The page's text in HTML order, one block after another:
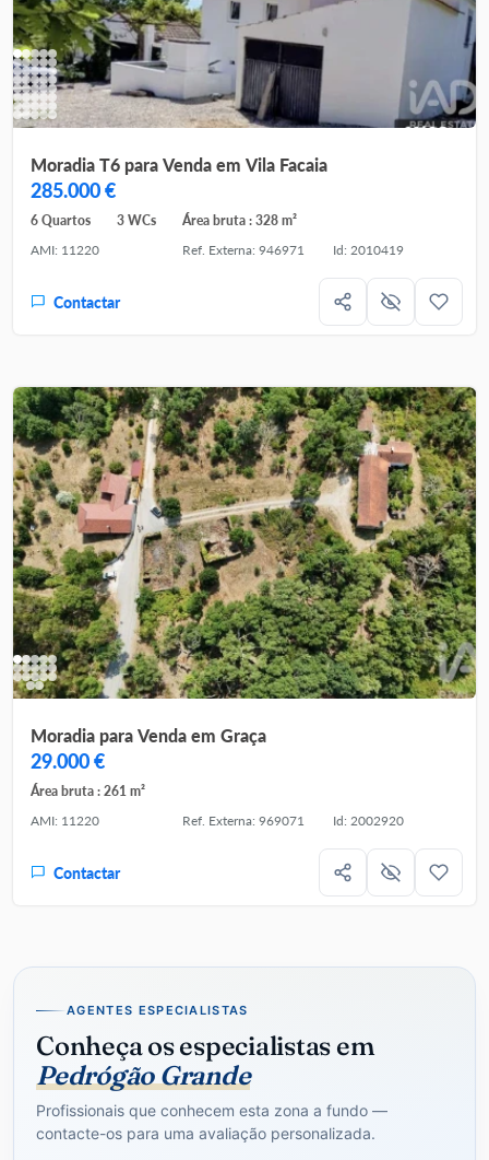
Moradia T6 para Venda em Vila Facaia
285.000 €
6 Quartos 3 WCs
Área bruta : 328 m²
AMI: 11220
Ref. Externa: 946971 Id: 2010419
Contactar
Moradia para Venda em Graça
29.000 €
Área bruta : 261 m²
AMI: 11220
Ref. Externa: 969071 Id: 2002920
Contactar
AGENTES ESPECIALISTAS
Conheça os especialistas em
Pedrógão Grande
Profissionais que conhecem esta zona a fundo —
contacte-os para uma avaliação personalizada.